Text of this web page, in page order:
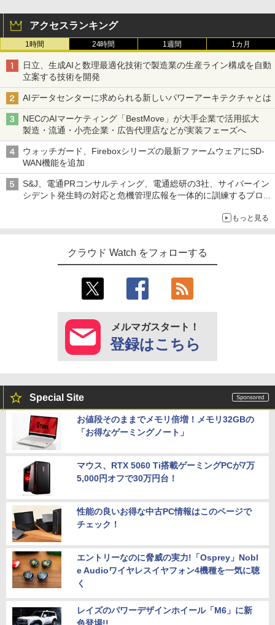
アクセスランキング
1時間 24時間 1週間 1カ月
日立、生成AIと数理最適化技術で製造業の生産ライン構成を自動
立案する技術を開発
AIデータセンターに求められる新しいパワーアーキテクチャとは
NECのAIマーケティング「BestMove」が大手企業で活用拡大
製造・流通・小売企業・広告代理店などが実装フェーズへ
ウォッチガード、Fireboxシリーズの最新ファームウェアにSD-
WAN機能を追加
S&J、電通PRコンサルティング、電通総研の3社、サイバーイン
シデント発生時の対応と危機管理広報を一体的に訓練するプログ
もっと見る
クラウド Watch をフォローする
メルマガスタート！
登録はこちら
Special Site
お値段そのままでメモリ倍増！メモリ32GBの
「お得なゲーミングノート」
マウス、RTX 5060 Ti搭載ゲーミングPCが7万
5,000円オフで30万円台！
性能の良いお得な中古PC情報はこのページで
チェック！
エントリーなのに脅威の実力!「Osprey」Nobl
e Audioワイヤレスイヤフォン4機種を一気に聴
く
レイズのパワーデザインホイール「M6」に新